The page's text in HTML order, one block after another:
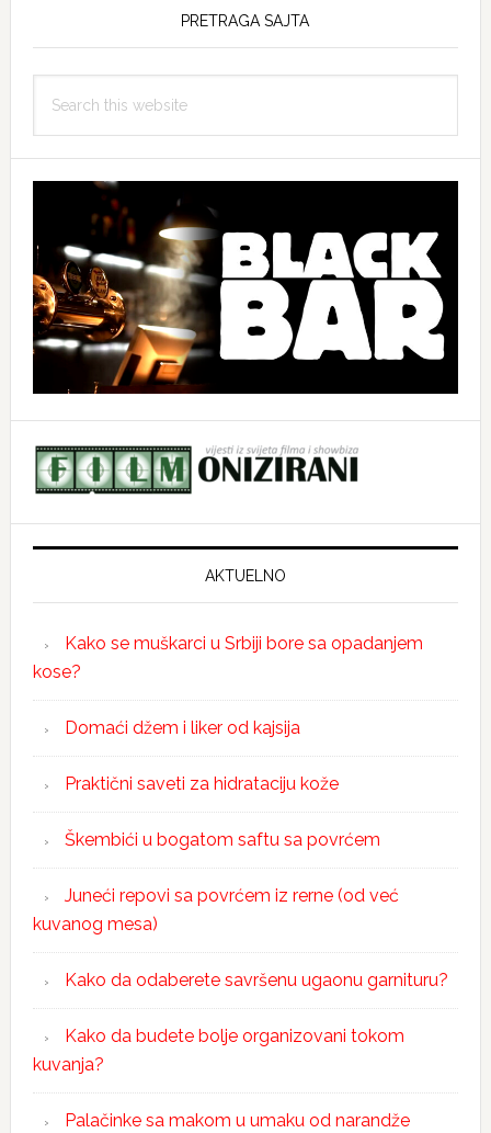
PRETRAGA SAJTA
this
AKTUELNO
Kako se muškarci u Srbiji bore sa opadanjem
kose?
Domaći džem i liker od kajsija
Praktični saveti za hidrataciju kože
Škembići u bogatom saftu sa povrćem
Juneći repovi sa povrćem iz rerne (od već
kuvanog mesa)
Kako da odaberete savršenu ugaonu garnituru?
Kako da budete bolje organizovani tokom
kuvanja?
Palačinke sa makom u umaku od narandže